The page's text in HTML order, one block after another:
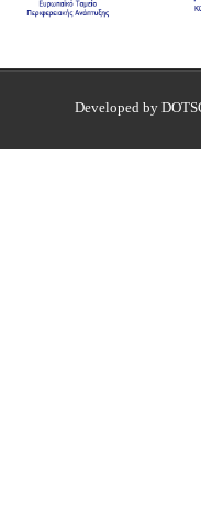
Developed by